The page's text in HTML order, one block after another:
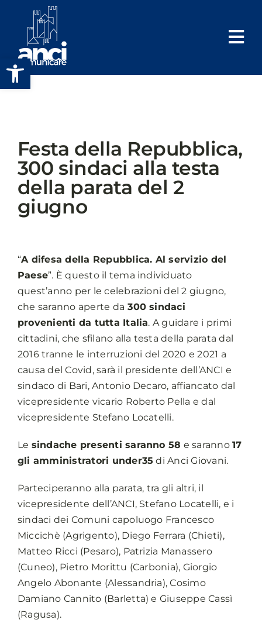
Apri la barra degli strumenti
contenuto
Festa della Repubblica,
300 sindaci alla testa
della parata del 2
giugno
“A difesa della Repubblica. Al servizio del
Paese”. È questo il tema individuato
quest’anno per le celebrazioni del 2 giugno,
che saranno aperte da 300 sindaci
provenienti da tutta Italia. A guidare i primi
cittadini, che sfilano alla testa della parata dal
2016 tranne le interruzioni del 2020 e 2021 a
causa del Covid, sarà il presidente dell’ANCI e
sindaco di Bari, Antonio Decaro, affiancato dal
vicepresidente vicario Roberto Pella e dal
vicepresidente Stefano Locatelli.
Le sindache presenti saranno 58 e saranno17
gli amministratori under35 di Anci Giovani.
Parteciperanno alla parata, tra gli altri, il
vicepresidente dell’ANCI, Stefano Locatelli, e i
sindaci dei Comuni capoluogo Francesco
Miccichè (Agrigento), Diego Ferrara (Chieti),
Matteo Ricci (Pesaro), Patrizia Manassero
(Cuneo), Pietro Morittu (Carbonia), Giorgio
Angelo Abonante (Alessandria), Cosimo
Damiano Cannito (Barletta) e Giuseppe Cassì
(Ragusa).